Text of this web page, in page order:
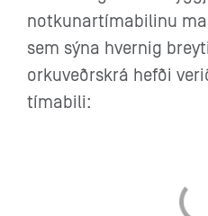
notkunartímabilinu
sem sýna hvernig
orkuveðrskrá hefði
tímabili: